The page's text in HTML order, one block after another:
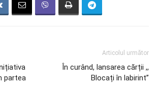
partea
Articolul următor
În curând, lansarea cărții ,,
Blocați în labirint”